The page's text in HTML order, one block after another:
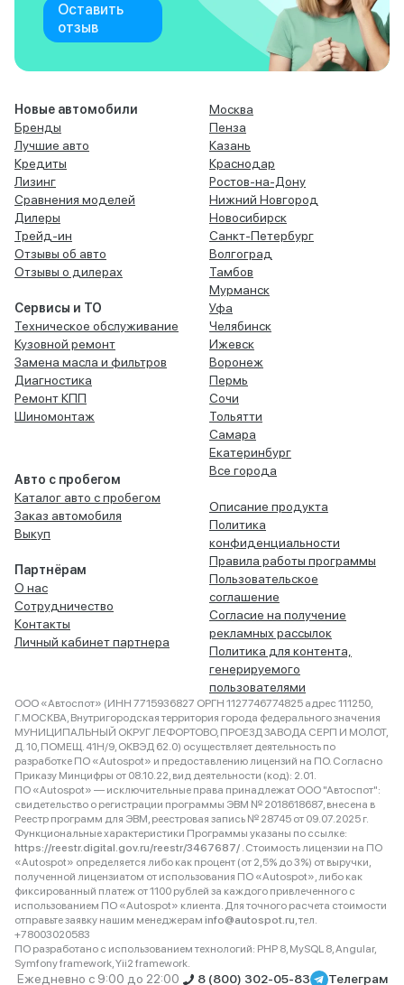
Оставить
отзыв
Новые автомобили
Бренды
Лучшие авто
Кредиты
Лизинг
Сравнения моделей
Дилеры
Трейд-ин
Отзывы об авто
Отзывы о дилерах
Сервисы и ТО
Техническое обслуживание
Кузовной ремонт
Замена масла и фильтров
Диагностика
Ремонт КПП
Шиномонтаж
Авто с пробегом
Каталог авто с пробегом
Заказ автомобиля
Выкуп
Партнёрам
О нас
Сотрудничество
Контакты
Личный кабинет партнера
Москва
Пенза
Казань
Краснодар
Ростов-на-Дону
Нижний Новгород
Новосибирск
Санкт-Петербург
Волгоград
Тамбов
Мурманск
Уфа
Челябинск
Ижевск
Воронеж
Пермь
Сочи
Тольятти
Самара
Екатеринбург
Все города
Описание продукта
Политика
конфиденциальности
Правила работы программы
Пользовательское
соглашение
Согласие на получение
рекламных рассылок
Политика для контента,
генерируемого
пользователями
ООО «Автоспот» (ИНН 7715936827 ОРГН 1127746774825 адрес 111250,
Г.МОСКВА, Внутригородская территория города федерального значения
МУНИЦИПАЛЬНЫЙ ОКРУГ ЛЕФОРТОВО, ПРОЕЗД ЗАВОДА СЕРП И МОЛОТ,
Д. 10, ПОМЕЩ. 41Н/9, ОКВЭД 62.0) осуществляет деятельность по
разработке ПО «Autospot» и предоставлению лицензий на ПО. Согласно
Приказу Минцифры от 08.10.22, вид деятельности (код): 2.01.
ПО «Autospot» — исключительные права принадлежат ООО "Автоспот":
свидетельство о регистрации программы ЭВМ № 2018618687, внесена в
Реестр программ для ЭВМ, реестровая запись № 28745 от 09.07.2025 г.
Функциональные характеристики Программы указаны по ссылке:
https://reestr.digital.gov.ru/reestr/3467687/ . Стоимость лицензии на ПО
«Autospot» определяется либо как процент (от 2,5% до 3%) от выручки,
полученной лицензиатом от использования ПО «Autospot», либо как
фиксированный платеж от 1100 рублей за каждого привлеченного с
использованием ПО «Autospot» клиента. Для точного расчета стоимости
отправьте заявку нашим менеджерам info@autospot.ru, тел.
+78003020583
ПО разработано с использованием технологий: PHP 8, MySQL 8, Angular,
Symfony framework, Yii2 framework.
Ежедневно с 9:00 до 22:00 8 (800) 302-05-83 Телеграм